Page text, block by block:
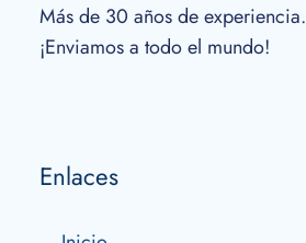
Más de 30 años de experiencia.
¡Enviamos a todo el mundo!
Enlaces